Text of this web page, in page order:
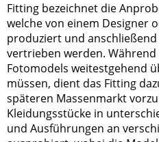
Fitting bezeichnet die
welche von einem Designer
produziert und
vertrieben werden.
Fotomodels weitestgehend
müssen, dient das Fitting
späteren Massenmarkt
Kleidungsstücke in
und Ausführungen an